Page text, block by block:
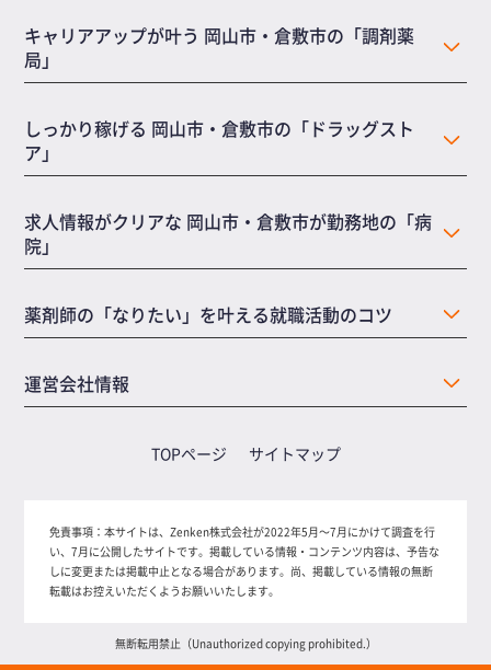
キャリアアップが叶う 岡山市・倉敷市の「調剤薬
局」
しっかり稼げる 岡山市・倉敷市の「ドラッグスト
ア」
求人情報がクリアな 岡山市・倉敷市が勤務地の「病
院」
薬剤師の「なりたい」を叶える就職活動のコツ
運営会社情報
TOPページ サイトマップ
免責事項： 本サイトは、Zenken株式会社が2022年5月～7月にかけて調査を行
い、7月に公開したサイトです。掲載している情報・コンテンツ内容は、予告な
しに変更または掲載中止となる場合があります。尚、掲載している情報の無断
転載はお控えいただくようお願いいたします。
無断転用禁止（Unauthorized copying prohibited.）